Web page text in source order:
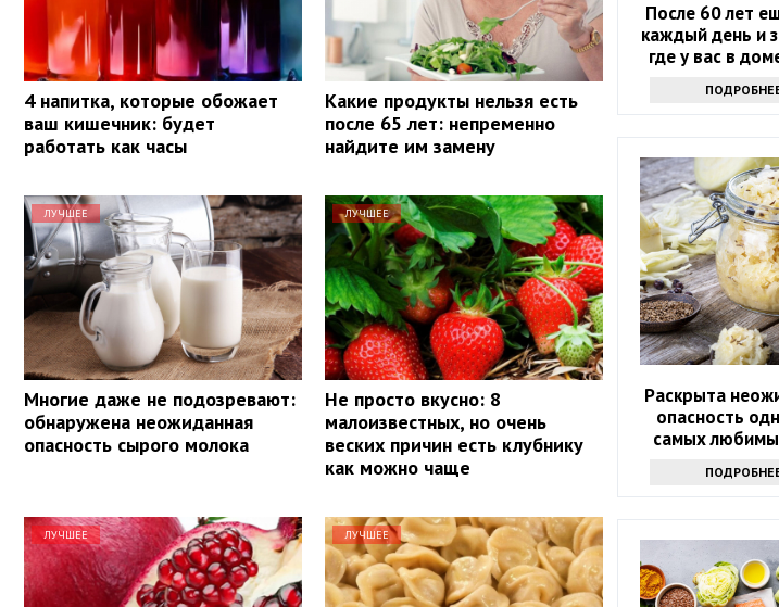
4 напитка, которые обожает
ваш кишечник: будет
работать как часы
Какие продукты нельзя есть
после 65 лет: непременно
найдите им замену
ЛУЧШЕЕ
Многие даже не подозревают:
обнаружена неожиданная
опасность сырого молока
ЛУЧШЕЕ
Не просто вкусно: 8
малоизвестных, но очень
веских причин есть клубнику
как можно чаще
ЛУЧШЕЕ ЛУЧШЕЕ
После 60 лет
каждый день и
где у вас в
Раскрыта
опасность
самых